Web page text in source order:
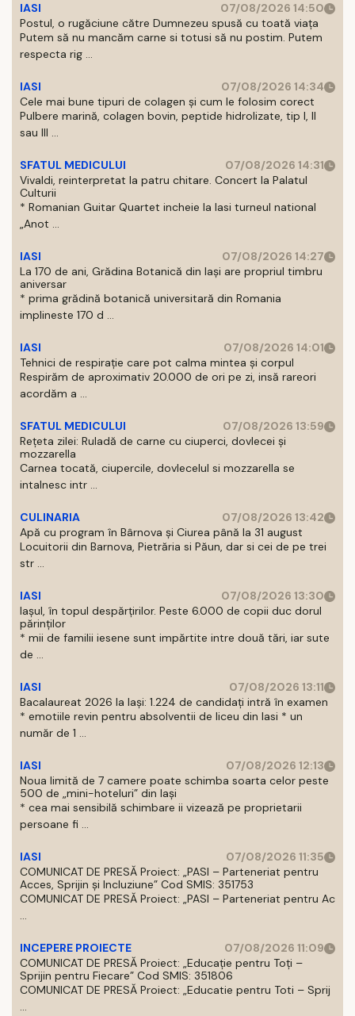
IASI
07/08/2026 14:50
Postul, o rugăciune către Dumnezeu spusă cu toată viața
Putem să nu mancăm carne si totusi să nu postim. Putem
respecta rig ...
IASI
07/08/2026 14:34
Cele mai bune tipuri de colagen și cum le folosim corect
Pulbere marină, colagen bovin, peptide hidrolizate, tip I, II
sau III ...
SFATUL MEDICULUI
07/08/2026 14:31
Vivaldi, reinterpretat la patru chitare. Concert la Palatul
Culturii
* Romanian Guitar Quartet incheie la Iasi turneul national
„Anot ...
IASI
07/08/2026 14:27
La 170 de ani, Grădina Botanică din Iași are propriul timbru
aniversar
* prima grădină botanică universitară din Romania
implineste 170 d ...
IASI
07/08/2026 14:01
Tehnici de respirație care pot calma mintea și corpul
Respirăm de aproximativ 20.000 de ori pe zi, insă rareori
acordăm a ...
SFATUL MEDICULUI
07/08/2026 13:59
Rețeta zilei: Ruladă de carne cu ciuperci, dovlecei și
mozzarella
Carnea tocată, ciupercile, dovlecelul si mozzarella se
intalnesc intr ...
CULINARIA
07/08/2026 13:42
Apă cu program în Bârnova și Ciurea până la 31 august
Locuitorii din Barnova, Pietrăria si Păun, dar si cei de pe trei
str ...
IASI
07/08/2026 13:30
Iașul, în topul despărțirilor. Peste 6.000 de copii duc dorul
părinților
* mii de familii iesene sunt impărtite intre două tări, iar sute
de ...
IASI
07/08/2026 13:11
Bacalaureat 2026 la Iași: 1.224 de candidați intră în examen
* emotiile revin pentru absolventii de liceu din Iasi * un
număr de 1 ...
IASI
07/08/2026 12:13
Noua limită de 7 camere poate schimba soarta celor peste
500 de „mini-hoteluri” din Iași
* cea mai sensibilă schimbare ii vizează pe proprietarii
persoane fi ...
IASI
07/08/2026 11:35
COMUNICAT DE PRESĂ Proiect: „PASI – Parteneriat pentru
Acces, Sprijin și Incluziune” Cod SMIS: 351753
COMUNICAT DE PRESĂ Proiect: „PASI – Parteneriat pentru Ac
...
INCEPERE PROIECTE
07/08/2026 11:09
COMUNICAT DE PRESĂ Proiect: „Educație pentru Toți –
Sprijin pentru Fiecare” Cod SMIS: 351806
COMUNICAT DE PRESĂ Proiect: „Educatie pentru Toti – Sprij
...